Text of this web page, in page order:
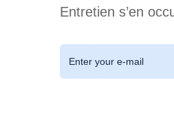
Entretien s’en